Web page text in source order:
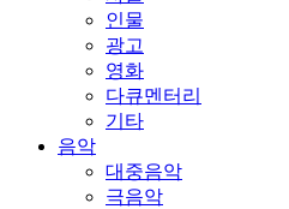
인물
광고
영화
다큐멘터리
기타
음악
대중음악
극음악